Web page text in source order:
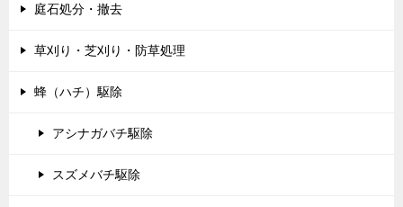
庭石処分・撤去
草刈り・芝刈り・防草処理
蜂（ハチ）駆除
アシナガバチ駆除
スズメバチ駆除